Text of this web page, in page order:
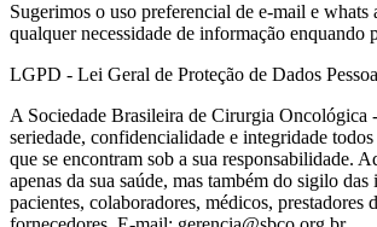
Sugerimos o uso preferencial de e-mail e whats
qualquer necessidade de informação enquando
LGPD - Lei Geral de Proteção de Dados
A Sociedade Brasileira de Cirurgia Oncológica
seriedade, confidencialidade e integridade todos
que se encontram sob a sua responsabilidade.
apenas da sua saúde, mas também do sigilo
pacientes, colaboradores, médicos, prestadores